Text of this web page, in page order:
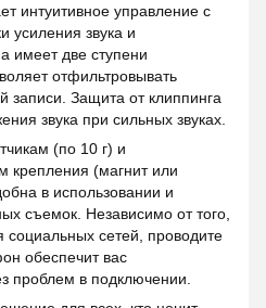
интуитивное управление с
усиления звука и
имеет две ступени
отфильтровывать
Защита от клиппинга
звука при сильных звуках.
(по 10 г) и
крепления (магнит или
в использовании и
съемок. Независимо от того,
сетей, проводите
обеспечит вас
проблем в подключении.